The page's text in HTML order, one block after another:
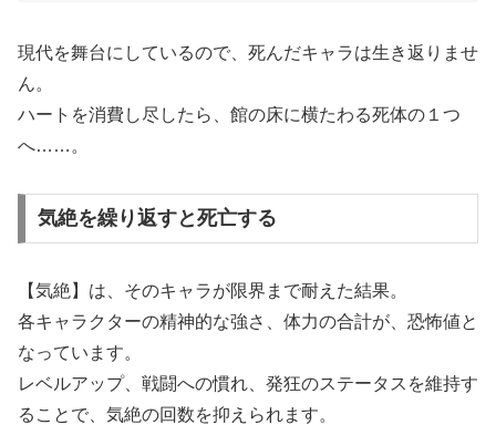
現代を舞台にしているので、死んだキャラは生き返りませ
ん。
ハートを消費し尽したら、館の床に横たわる死体の１つ
へ……。
気絶を繰り返すと死亡する
【気絶】は、そのキャラが限界まで耐えた結果。
各キャラクターの精神的な強さ、体力の合計が、恐怖値と
なっています。
レベルアップ、戦闘への慣れ、発狂のステータスを維持す
ることで、気絶の回数を抑えられます。